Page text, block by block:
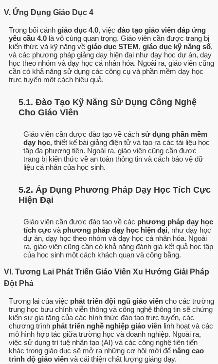
V. Ứng Dụng Giáo Dục 4
Trong bối cảnh giáo dục 4.0, việc đào tạo giáo viên đáp ứng
yêu cầu 4.0 là vô cùng quan trọng. Giáo viên cần được trang bị
kiến thức và kỹ năng về giáo dục STEM, giáo dục kỹ năng số,
và các phương pháp giảng dạy hiện đại như dạy học dự án, dạy
học theo nhóm và dạy học cá nhân hóa. Ngoài ra, giáo viên cũng
cần có khả năng sử dụng các công cụ và phần mềm dạy học
trực tuyến một cách hiệu quả.
5.1. Đào Tạo Kỹ Năng Sử Dụng Công Nghệ
Cho Giáo Viên
Giáo viên cần được đào tạo về cách sử dụng phần mềm
dạy học, thiết kế bài giảng điện tử và tạo ra các tài liệu học
tập đa phương tiện. Ngoài ra, giáo viên cũng cần được
trang bị kiến thức về an toàn thông tin và cách bảo vệ dữ
liệu cá nhân của học sinh.
5.2. Áp Dụng Phương Pháp Dạy Học Tích Cực
Hiện Đại
Giáo viên cần được đào tạo về các phương pháp dạy học
tích cực và phương pháp dạy học hiện đại, như dạy học
dự án, dạy học theo nhóm và dạy học cá nhân hóa. Ngoài
ra, giáo viên cũng cần có khả năng đánh giá kết quả học tập
của học sinh một cách khách quan và công bằng.
VI. Tương Lai Phát Triển Giáo Viên Xu Hướng Giải Pháp
Đột Phá
Tương lai của việc phát triển đội ngũ giáo viên cho các trường
trung học bưu chính viễn thông và công nghệ thông tin sẽ chứng
kiến sự gia tăng của các hình thức đào tạo trực tuyến, các
chương trình phát triển nghề nghiệp giáo viên linh hoạt và các
mô hình hợp tác giữa trường học và doanh nghiệp. Ngoài ra,
việc sử dụng trí tuệ nhân tạo (AI) và các công nghệ tiên tiến
khác trong giáo dục sẽ mở ra những cơ hội mới để nâng cao
trình độ giáo viên và cải thiện chất lượng giảng dạy.